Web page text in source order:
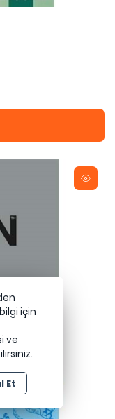
için
ve
Et